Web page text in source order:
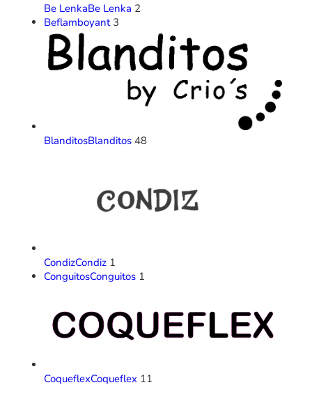
Be LenkaBe Lenka 2
Beflamboyant 3
BlanditosBlanditos 48
CondizCondiz 1
ConguitosConguitos 1
CoqueflexCoqueflex 11